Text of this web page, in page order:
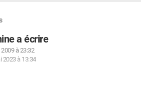
a écrire
2009 à 23:32
2023 à 13:34